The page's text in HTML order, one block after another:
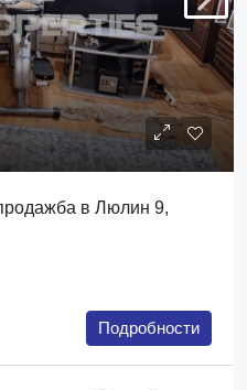
в Люлин 9,
Подробности